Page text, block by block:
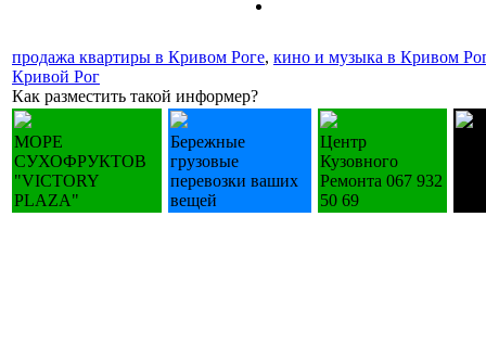
продажа квартиры в Кривом Роге, кино и музыка в Кривом
Кривой Рог
Как разместить такой информер?
МОРЕ
СУХОФРУКТОВ
"VICTORY
PLAZA"
Бережные
грузовые
перевозки ваших
вещей
Центр
Кузовного
Ремонта 067 932
50 69